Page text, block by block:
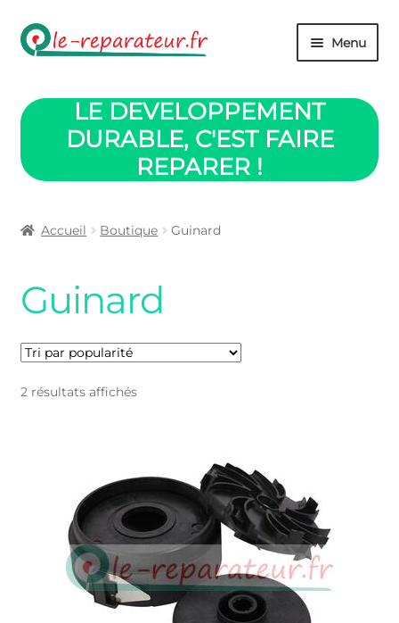
Aller
à
navigation
Aller
au
Menu
Mon compte
Validation commande
LE DEVELOPPEMENT
DURABLE, C'EST FAIRE
REPARER !
Accueil Boutique Guinard
Guinard
2 résultats affichésTrié